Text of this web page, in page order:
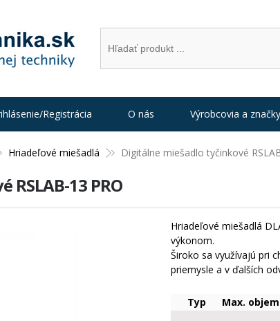
Hriadeľové miešadlá Digitálne miešadlo tyčinkové
13 PRO
Hriadeľové miešadlá
výkonom.
Široko sa využívajú pri
priemysle a v ďalších
Typ Max. objem
Registrácia O nás Výrobcovia a značky